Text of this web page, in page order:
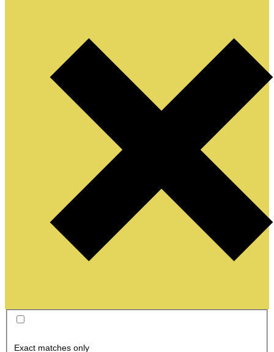
Exact matches only